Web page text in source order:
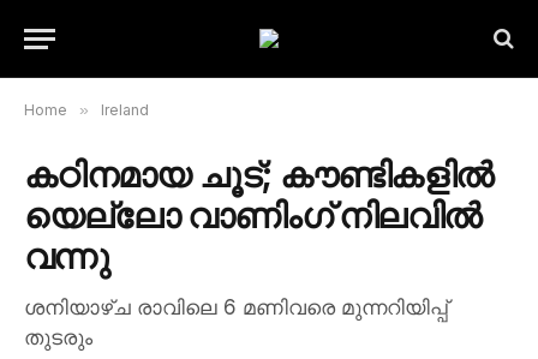
Home » Ireland
കഠിനമായ ചൂട്; കൗണ്ടികളിൽ
യെല്ലോ വാണിംഗ് നിലവിൽ
വന്നു
ശനിയാഴ്ച രാവിലെ 6 മണിവരെ മുന്നറിയിപ്പ്
തുടരും